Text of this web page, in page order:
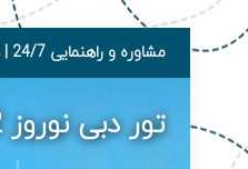
مشاوره و راهنمایی 24/7 | همراه با سفر گردون شو !
تور دبی نوروز 1402